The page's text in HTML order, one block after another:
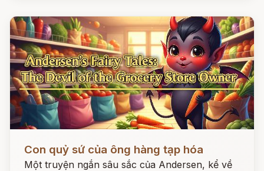
Con quỷ sứ của ông hàng tạp hóa
Một truyện ngắn sâu sắc của Andersen, kể về